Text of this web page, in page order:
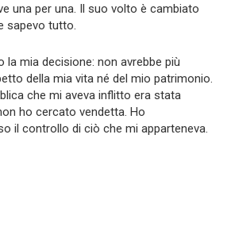
una per una. Il suo volto è cambiato
sapevo tutto.
la mia decisione: non avrebbe più
della mia vita né del mio patrimonio.
che mi aveva inflitto era stata
ho cercato vendetta. Ho
il controllo di ciò che mi apparteneva.